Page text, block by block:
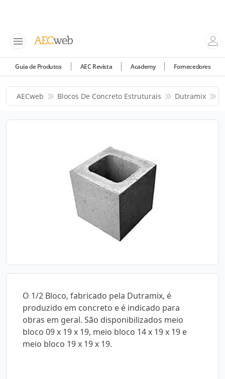
Guia de Produtos AEC Revista Academy Fornecedores
AECweb Blocos De Concreto Estruturais Dutramix
O 1/2 Bloco, fabricado pela Dutramix, é
produzido em concreto e é indicado para
obras em geral. São disponibilizados meio
bloco 09 x 19 x 19, meio bloco 14 x 19 x 19 e
meio bloco 19 x 19 x 19.